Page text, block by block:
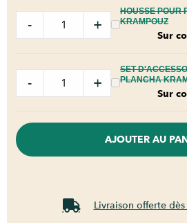
HOUSSE POUR
KRAMPOUZ
Sur
- +
SET
PLANCHA
Sur
- +
AJOUTER AU
Livraison offerte